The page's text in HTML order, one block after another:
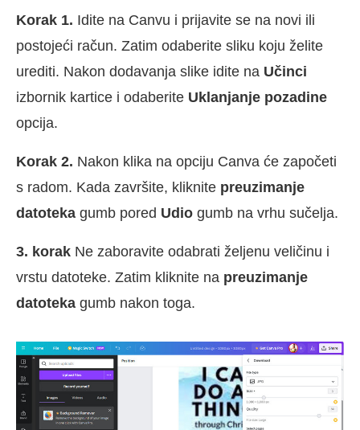
Korak 1. Idite na Canvu i prijavite se na novi ili
postojeći račun. Zatim odaberite sliku koju želite
urediti. Nakon dodavanja slike idite na Učinci
izbornik kartice i odaberite Uklanjanje pozadine
opcija.
Korak 2. Nakon klika na opciju Canva će započeti
s radom. Kada završite, kliknite preuzimanje
datoteka gumb pored Udio gumb na vrhu sučelja.
3. korak Ne zaboravite odabrati željenu veličinu i
vrstu datoteke. Zatim kliknite na preuzimanje
datoteka gumb nakon toga.